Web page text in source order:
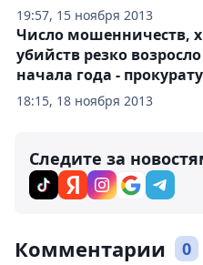
19:57, 15 ноября 2013
18:15, 18 ноября 2013
Число мошенничеств,
убийств резко
начала года -
Следите за
Комментарии 0